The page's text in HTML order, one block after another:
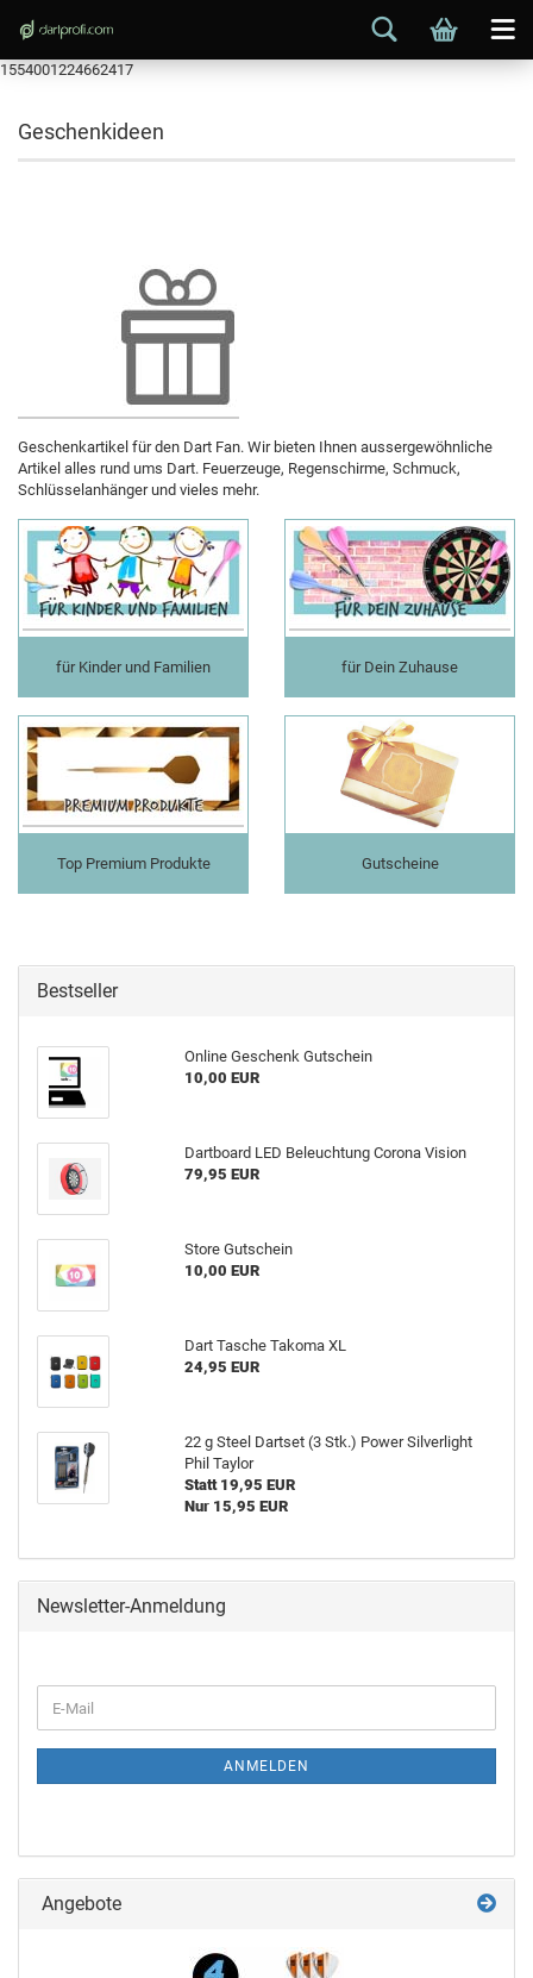
1554001224662417
Geschenkideen
Geschenkartikel für den Dart Fan. Wir bieten Ihnen aussergewöhnliche
Artikel alles rund ums Dart. Feuerzeuge, Regenschirme, Schmuck,
Schlüsselanhänger und vieles mehr.
für Kinder und Familien für Dein Zuhause
Top Premium Produkte Gutscheine
Bestseller
On­line Ge­schenk Gut­schein
10,00 EUR
Dart­board LED Be­leuch­tung Co­ro­na Vi­si­on
79,95 EUR
Store Gut­schein
10,00 EUR
Dart Ta­sche Ta­ko­ma XL
24,95 EUR
22 g Steel Dart­set (3 Stk.) Power Sil­ver­light
Phil Tay­lor
Statt 19,95 EUR
Nur 15,95 EUR
Newsletter-Anmeldung
ANMELDEN
Angebote